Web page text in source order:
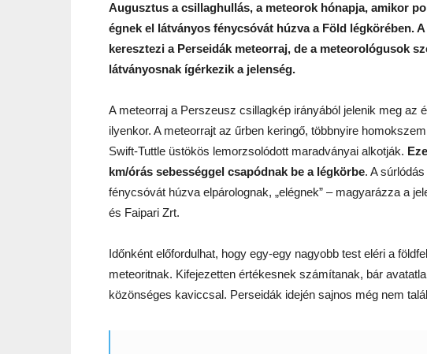
Augusztus a csillaghullás, a meteorok hónapja, amikor
égnek el látványos fénycsóvát húzva a Föld légkörében.
keresztezi a Perseidák meteorraj, de a meteorológusok
látványosnak ígérkezik a jelenség.
A meteorraj a Perszeusz csillagkép irányából jelenik meg az
ilyenkor. A meteorrajt az űrben keringő, többnyire
Swift-Tuttle üstökös lemorzsolódott maradványai alkotják.
km/órás sebességgel csapódnak be a légkörbe. A
fénycsóvát húzva elpárolognak, „elégnek” – magyarázza a
és Faipari Zrt.
Időnként előfordulhat, hogy egy-egy nagyobb test eléri a
meteoritnak. Kifejezetten értékesnek számítanak, bár
közönséges kaviccsal. Perseidák idején sajnos még nem